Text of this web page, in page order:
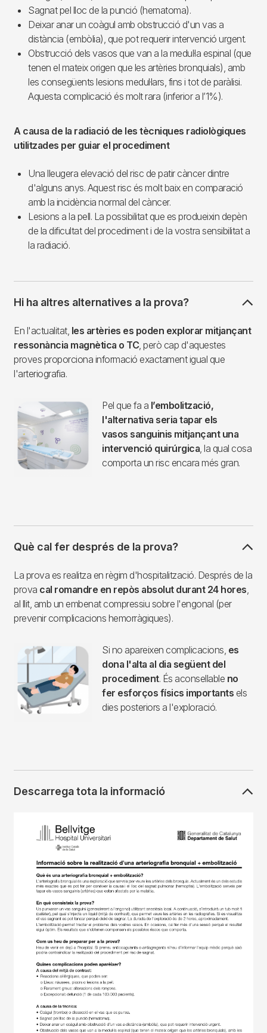
Sagnat pel lloc de la punció (hematoma).
Deixar anar un coàgul amb obstrucció d'un vas a
distància (embòlia), que pot requerir intervenció urgent.
Obstrucció dels vasos que van a la medul·la espinal (que
tenen el mateix origen que les artèries bronquials), amb
les consegüents lesions medul·lars, fins i tot de paràlisi.
Aquesta complicació és molt rara (inferior a l’1%).
A causa de la radiació de les tècniques radiològiques
utilitzades per guiar el procediment
Una lleugera elevació del risc de patir càncer dintre
d'alguns anys. Aquest risc és molt baix en comparació
amb la incidència normal del càncer.
Lesions a la pell. La possibilitat que es produeixin depèn
de la dificultat del procediment i de la vostra sensibilitat a
la radiació.
Hi ha altres alternatives a la prova?
En l'actualitat, les artèries es poden explorar mitjançant
ressonància magnètica o TC, però cap d'aquestes
proves proporciona informació exactament igual que
l'arteriografia.
Pel que fa a l’embolització,
l'alternativa seria tapar els
vasos sanguinis mitjançant una
intervenció quirúrgica, la qual cosa
comporta un risc encara més gran.
Què cal fer després de la prova?
La prova es realitza en règim d'hospitalització. Després de la
prova cal romandre en repòs absolut durant 24 hores,
al llit, amb un embenat compressiu sobre l'engonal (per
prevenir complicacions hemorràgiques).
Si no apareixen complicacions, es
dona l'alta al dia següent del
procediment. És aconsellable no
fer esforços físics importants els
dies posteriors a l'exploració.
Descarrega tota la informació